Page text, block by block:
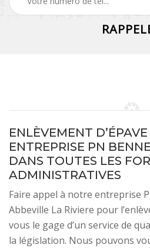
ENLÈVEMENT
ENTREPRISE PN
DANS TOUTES LES
ADMINISTRATIVES
Faire appel à notre entreprise
Abbeville La Riviere pour
vous le gage d’un service de
la législation. Nous pouvons